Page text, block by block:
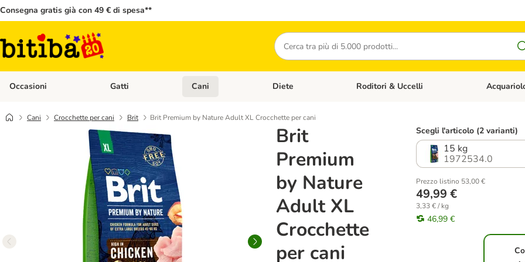
Consegna gratis già con 49 € di spesa**
Cerca
Occasioni Apri Menù Categoria: Occasioni
Gatti Apri Menù Categoria: Gatti
Cani Apri Menù Categoria: Cani
Diete Apri Menù Categoria: Diete
Roditori & Uccelli Apri Menù
Cani Crocchette per cani Brit Brit Premium by Nature Adult XL Crocchette per cani
Brit
Premium
by Nature
Adult XL
Crocchette
per cani
Scegli l'articolo (2 varianti)
15 kg
1972534.0
Prezzo listino 53,00 €
49,99 €
3,33 € / kg
46,99 €